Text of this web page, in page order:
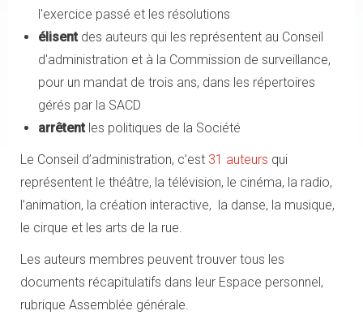
l'exercice passé et les résolutions
élisent des auteurs qui les représentent au Conseil
d'administration et à la Commission de surveillance,
pour un mandat de trois ans, dans les répertoires
gérés par la SACD
arrêtent les politiques de la Société
Le Conseil d’administration, c’est 31 auteurs qui
représentent le théâtre, la télévision, le cinéma, la radio,
l’animation, la création interactive, la danse, la musique,
le cirque et les arts de la rue.
Les auteurs membres peuvent trouver tous les
documents récapitulatifs dans leur Espace personnel,
rubrique Assemblée générale.